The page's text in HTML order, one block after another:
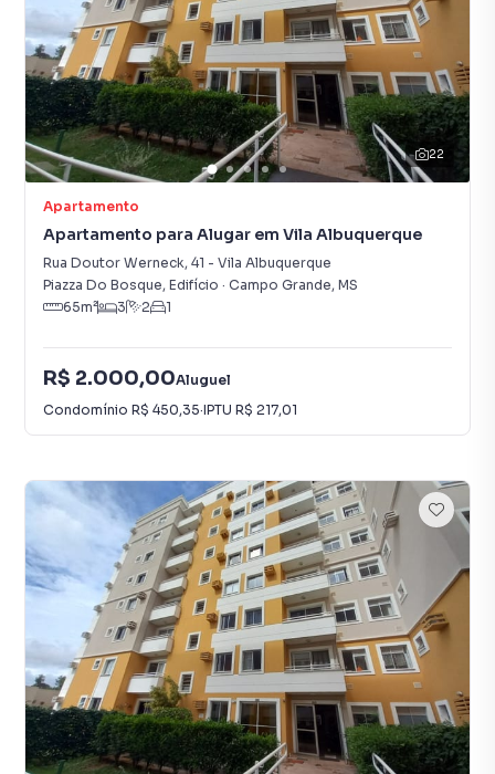
22
Apartamento
Apartamento para Alugar em Vila Albuquerque
Rua Doutor Werneck, 41 - Vila Albuquerque
Piazza Do Bosque, Edifício · Campo Grande, MS
65m² 3 2 1
R$ 2.000,00Aluguel
Condomínio R$ 450,35·IPTU R$ 217,01